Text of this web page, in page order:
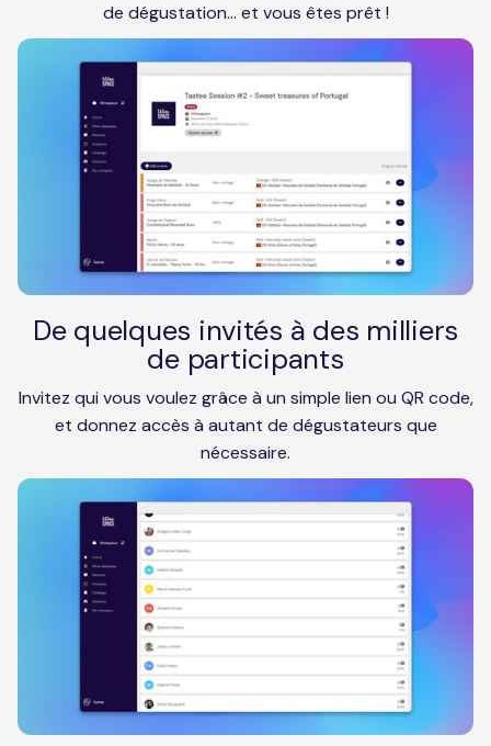
de dégustation… et vous êtes prêt !
De quelques invités à des milliers
de participants
Invitez qui vous voulez grâce à un simple lien ou QR code,
et donnez accès à autant de dégustateurs que
nécessaire.